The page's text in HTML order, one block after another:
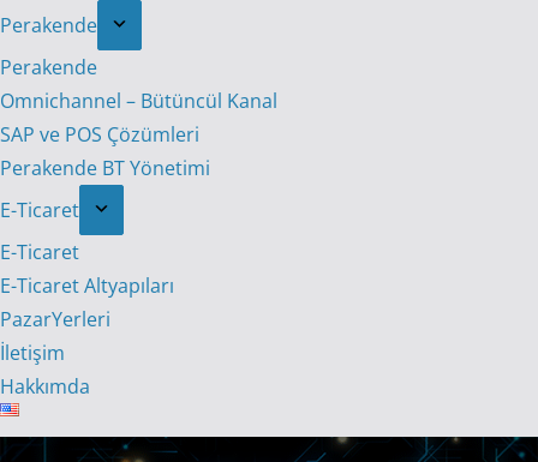
Perakende
Perakende
Omnichannel – Bütüncül Kanal
SAP ve POS Çözümleri
Perakende BT Yönetimi
E-Ticaret
E-Ticaret
E-Ticaret Altyapıları
PazarYerleri
İletişim
Hakkımda